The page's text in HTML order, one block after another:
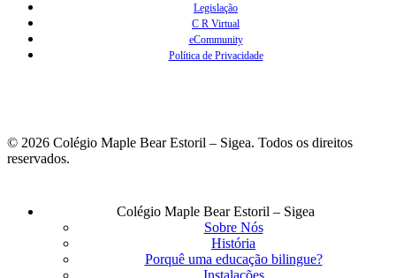
Legislação
C R Virtual
eCommunity
Política de Privacidade
© 2026 Colégio Maple Bear Estoril – Sigea. Todos os direitos
reservados.
Fechar
Colégio Maple Bear Estoril – Sigea
Sobre Nós
História
Porquê uma educação bilingue?
Instalações